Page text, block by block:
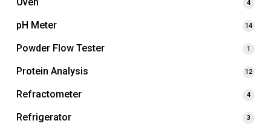
4
pH Meter 14
Powder Flow Tester 1
Protein Analysis 12
Refractometer 4
Refrigerator 3